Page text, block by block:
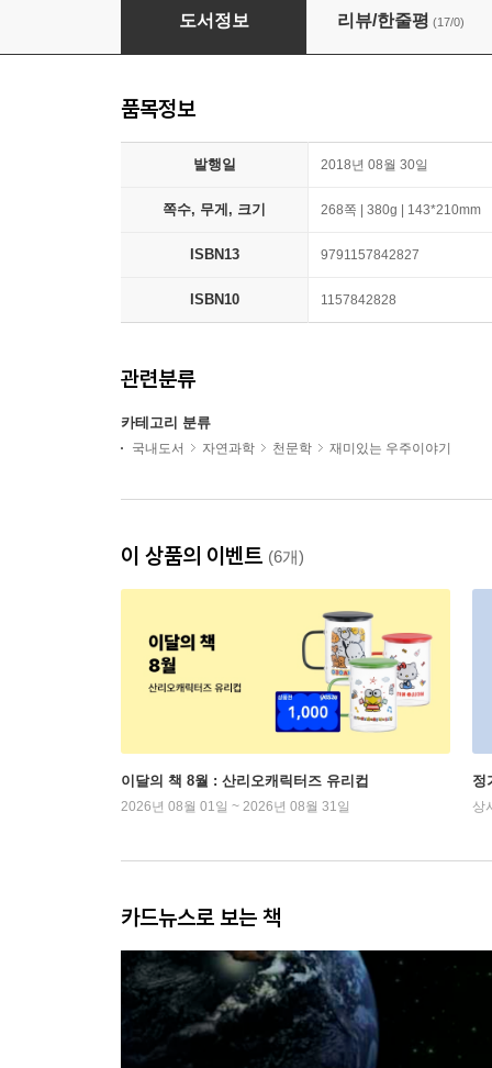
우주에도 우리처럼
도서정보 리뷰/한줄평 (17/0)
품목정보
발행일 2018년 08월 30일
쪽수, 무게, 크기 268쪽 | 380g | 143*210mm
ISBN13 9791157842827
ISBN10 1157842828
관련분류
카테고리 분류
국내도서 자연과학 천문학 재미있는 우주이야기
이 상품의 이벤트 (6개)
이달의 책 8월 : 산리오캐릭터즈 유리컵
2026년 08월 01일 ~ 2026년 08월 31일
정
상
카드뉴스로 보는 책